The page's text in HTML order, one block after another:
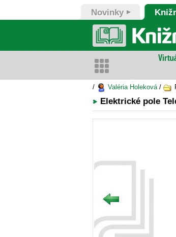
Novinky
/ Valéria Holeková/
Elektrické pole